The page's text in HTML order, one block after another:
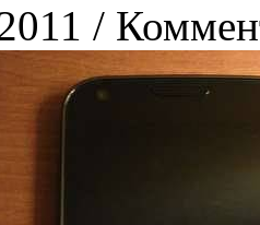
/